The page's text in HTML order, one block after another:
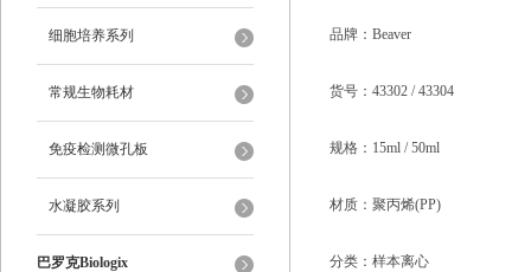
细胞培养系列
常规生物耗材
免疫检测微孔板
水凝胶系列
巴罗克Biologix
品牌：Beaver
货号：43302 / 43304
规格：15ml / 50ml
材质：聚丙烯(PP)
分类：样本离心